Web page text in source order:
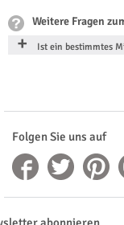
Weitere Fragen
Ist ein bestimmtes
Folgen Sie uns auf